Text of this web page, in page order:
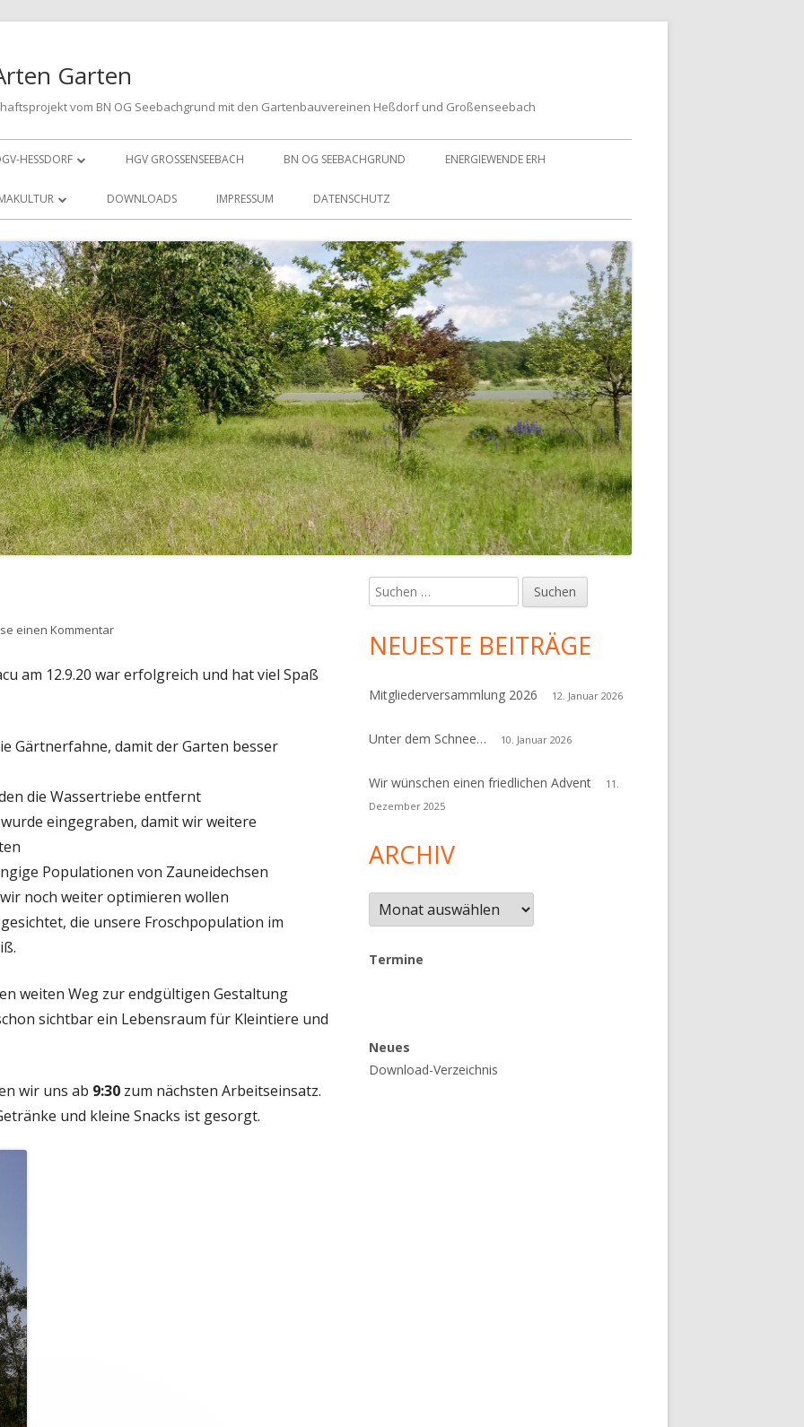
Garten
vom BN OG Seebachgrund mit den Gartenbauvereinen Heßdorf und Großenseebach
HESSDORF
VORSTAND
SPENDEN
HGV GROSSENSEEBACH BN OG SEEBACHGRUND ENERGIEWENDE ERH
PUFFERZONE
HOTSPOTS
ERTRAGSZONE
DOWNLOADS IMPRESSUM DATENSCHUTZ
einen Kommentarzu Es tut sich was…
am 12.9.20 war erfolgreich und hat viel Spaß
Gärtnerfahne, damit der Garten besser
die Wassertriebe entfernt
eingegraben, damit wir weitere
Populationen von Zauneidechsen
noch weiter optimieren wollen
die unsere Froschpopulation im
weiten Weg zur endgültigen Gestaltung
sichtbar ein Lebensraum für Kleintiere und
wir uns ab 9:30 zum nächsten Arbeitseinsatz.
und kleine Snacks ist gesorgt.
Haupt-
Seitenleiste
Suchen
nach:
NEUESTE BEITRÄGE
Mitgliederversammlung 2026 12. Januar 2026
Unter dem Schnee… 10. Januar 2026
Wir wünschen einen friedlichen Advent
11.
Dezember 2025
ARCHIV
Archiv
Termine
Neues
Download-Verzeichnis